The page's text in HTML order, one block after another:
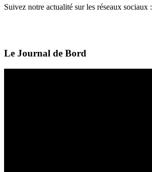
Suivez notre actualité sur les réseaux sociaux :
Le Journal de Bord